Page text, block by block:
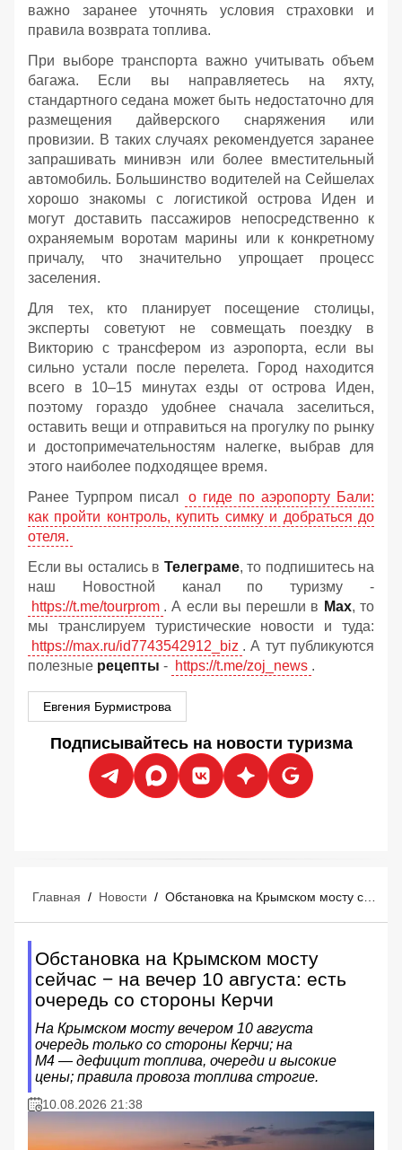
важно заранее уточнять условия страховки и
правила возврата топлива.
При выборе транспорта важно учитывать объем
багажа. Если вы направляетесь на яхту,
стандартного седана может быть недостаточно для
размещения дайверского снаряжения или
провизии. В таких случаях рекомендуется заранее
запрашивать минивэн или более вместительный
автомобиль. Большинство водителей на Сейшелах
хорошо знакомы с логистикой острова Иден и
могут доставить пассажиров непосредственно к
охраняемым воротам марины или к конкретному
причалу, что значительно упрощает процесс
заселения.
Для тех, кто планирует посещение столицы,
эксперты советуют не совмещать поездку в
Викторию с трансфером из аэропорта, если вы
сильно устали после перелета. Город находится
всего в 10–15 минутах езды от острова Иден,
поэтому гораздо удобнее сначала заселиться,
оставить вещи и отправиться на прогулку по рынку
и достопримечательностям налегке, выбрав для
этого наиболее подходящее время.
Ранее Турпром писал
о гиде по аэропорту Бали:
как пройти контроль, купить симку и добраться до
отеля.
Если вы остались в Телеграме, то подпишитесь на
наш Новостной канал по туризму -
https://t.me/tourprom . А если вы перешли в Мах, то
мы транслируем туристические новости и туда:
https://max.ru/id7743542912_biz . А тут публикуются
полезные рецепты - https://t.me/zoj_news .
Евгения Бурмистрова
Подписывайтесь на новости туризма
Главная / Новости /
Обстановка на Крымском мосту
сейчас − на вечер 10 августа: есть
очередь со стороны Керчи
На Крымском мосту вечером 10 августа
очередь только со стороны Керчи; на
М4 — дефицит топлива, очереди и высокие
цены; правила провоза топлива строгие.
10.08.2026 21:38